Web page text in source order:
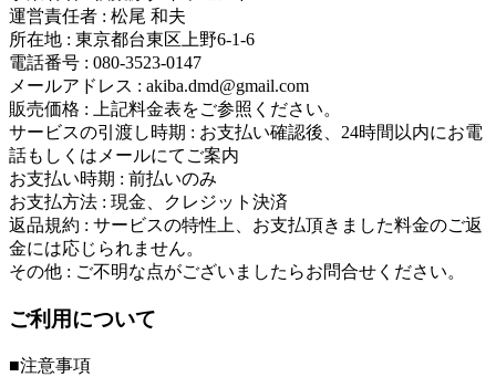
運営責任者 : 松尾 和夫
所在地 : 東京都台東区上野6-1-6
電話番号 : 080-3523-0147
メールアドレス : akiba.dmd@gmail.com
販売価格 : 上記料金表をご参照ください。
サービスの引渡し時期 : お支払い確認後、24時間以内にお電
話もしくはメールにてご案内
お支払い時期 : 前払いのみ
お支払方法 : 現金、クレジット決済
返品規約 : サービスの特性上、お支払頂きました料金のご返
金には応じられません。
その他 : ご不明な点がございましたらお問合せください。
ご利用について
■注意事項